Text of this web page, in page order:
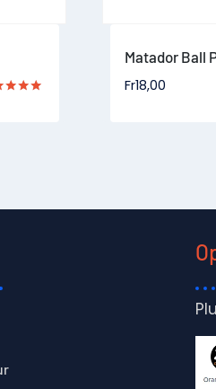
Matador Ball
Fr18,00